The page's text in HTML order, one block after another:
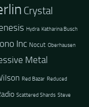
Crystal
Hydra Katharina Busch
Inc Nocut Oberhausen
Metal
Red Bazar Reduced
Scattered Shards Steve